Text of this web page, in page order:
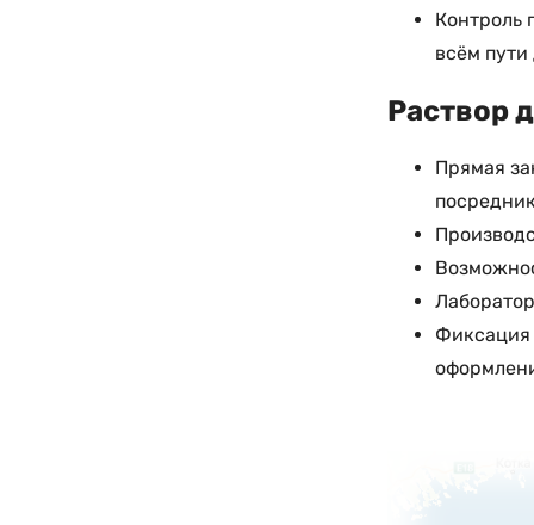
Контроль
всём пути
Раствор
Прямая
Фиксация